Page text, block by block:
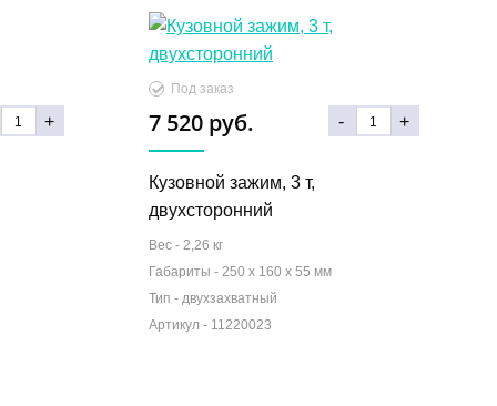
+
Под заказ
7 520 руб. - +
Кузовной зажим, 3 т,
двухсторонний
Вес - 2,26 кг
Габариты - 250 x 160 x 55 мм
Тип - двухзахватный
Артикул - 11220023